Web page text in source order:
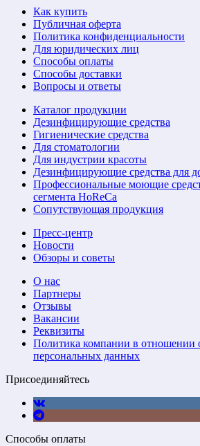
Как купить
Публичная оферта
Политика конфиденциальности
Для юридических лиц
Способы оплаты
Способы доставки
Вопросы и ответы
Каталог продукции
Дезинфицирующие средства
Гигиенические средства
Для стоматологии
Для индустрии красоты
Дезинфицирующие средства для
Профессиональные моющие
сегмента HoReCa
Сопутствующая продукция
Пресс-центр
Новости
Обзоры и советы
О нас
Партнеры
Отзывы
Вакансии
Реквизиты
Политика компании в отношении
персональных данных
Присоединяйтесь
Способы оплаты